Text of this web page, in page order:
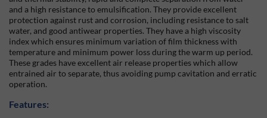
and a high resistance to emulsification. They provide excellent
protection against rust and corrosion, including resistance to salt
water, and good antiwear properties. They have a high viscosity
index which ensures minimum variation of film thickness with
temperature and minimum power loss during the warm up period.
These grades have excellent air release properties which allow
entrained air to separate, thus avoiding pump cavitation and erratic
operation.
Features: